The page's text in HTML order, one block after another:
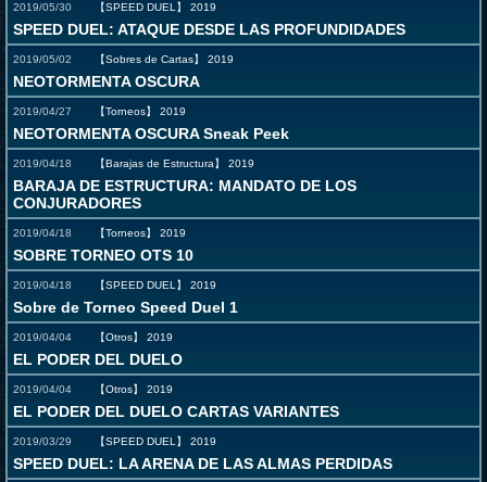
2019/05/30 【SPEED DUEL】 2019
SPEED DUEL: ATAQUE DESDE LAS PROFUNDIDADES
2019/05/02 【Sobres de Cartas】 2019
NEOTORMENTA OSCURA
2019/04/27 【Torneos】 2019
NEOTORMENTA OSCURA Sneak Peek
2019/04/18 【Barajas de Estructura】 2019
BARAJA DE ESTRUCTURA: MANDATO DE LOS
CONJURADORES
2019/04/18 【Torneos】 2019
SOBRE TORNEO OTS 10
2019/04/18 【SPEED DUEL】 2019
Sobre de Torneo Speed Duel 1
2019/04/04 【Otros】 2019
EL PODER DEL DUELO
2019/04/04 【Otros】 2019
EL PODER DEL DUELO CARTAS VARIANTES
2019/03/29 【SPEED DUEL】 2019
SPEED DUEL: LA ARENA DE LAS ALMAS PERDIDAS